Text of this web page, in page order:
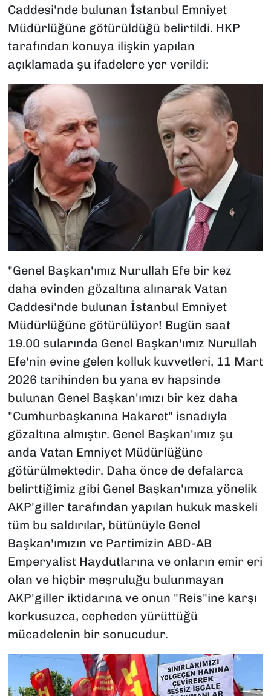
Caddesi'nde bulunan İstanbul Emniyet
Müdürlüğüne götürüldüğü belirtildi. HKP
tarafından konuya ilişkin yapılan
açıklamada şu ifadelere yer verildi:
"Genel Başkan'ımız Nurullah Efe bir kez
daha evinden gözaltına alınarak Vatan
Caddesi'nde bulunan İstanbul Emniyet
Müdürlüğüne götürülüyor! Bugün saat
19.00 sularında Genel Başkan'ımız Nurullah
Efe'nin evine gelen kolluk kuvvetleri, 11 Mart
2026 tarihinden bu yana ev hapsinde
bulunan Genel Başkan'ımızı bir kez daha
"Cumhurbaşkanına Hakaret" isnadıyla
gözaltına almıştır. Genel Başkan'ımız şu
anda Vatan Emniyet Müdürlüğüne
götürülmektedir. Daha önce de defalarca
belirttiğimiz gibi Genel Başkan'ımıza yönelik
AKP'giller tarafından yapılan hukuk maskeli
tüm bu saldırılar, bütünüyle Genel
Başkan'ımızın ve Partimizin ABD-AB
Emperyalist Haydutlarına ve onların emir eri
olan ve hiçbir meşruluğu bulunmayan
AKP'giller iktidarına ve onun "Reis"ine karşı
korkusuzca, cepheden yürüttüğü
mücadelenin bir sonucudur.